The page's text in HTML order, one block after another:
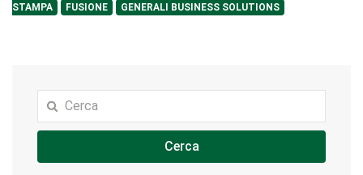
STAMPA
FUSIONE GENERALI BUSINESS SOLUTIONS
Cerca